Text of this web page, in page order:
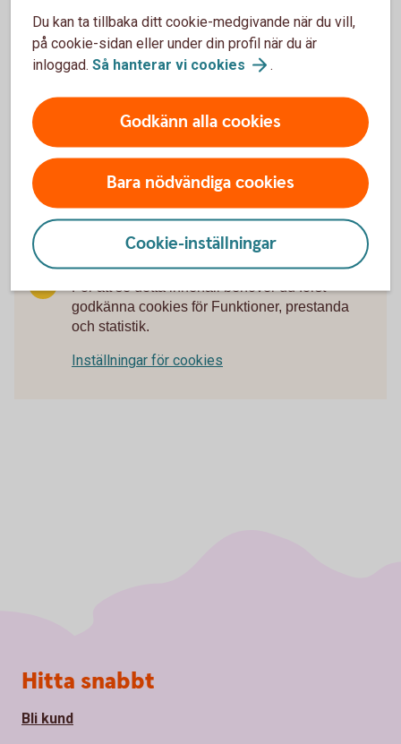
Betala med e-faktura
Internetbetalning
För att se detta innehåll behöver du först
godkänna cookies för Funktioner, prestanda
och statistik.
Inställningar för cookies
Du kan ta tillbaka ditt cookie-medgivande när du vill,
på cookie-sidan eller under din profil när du är
inloggad. Så hanterar vi cookies .
Godkänn alla cookies
Bara nödvändiga cookies
Cookie-inställningar
Sidfot
Hitta snabbt
Bli kund